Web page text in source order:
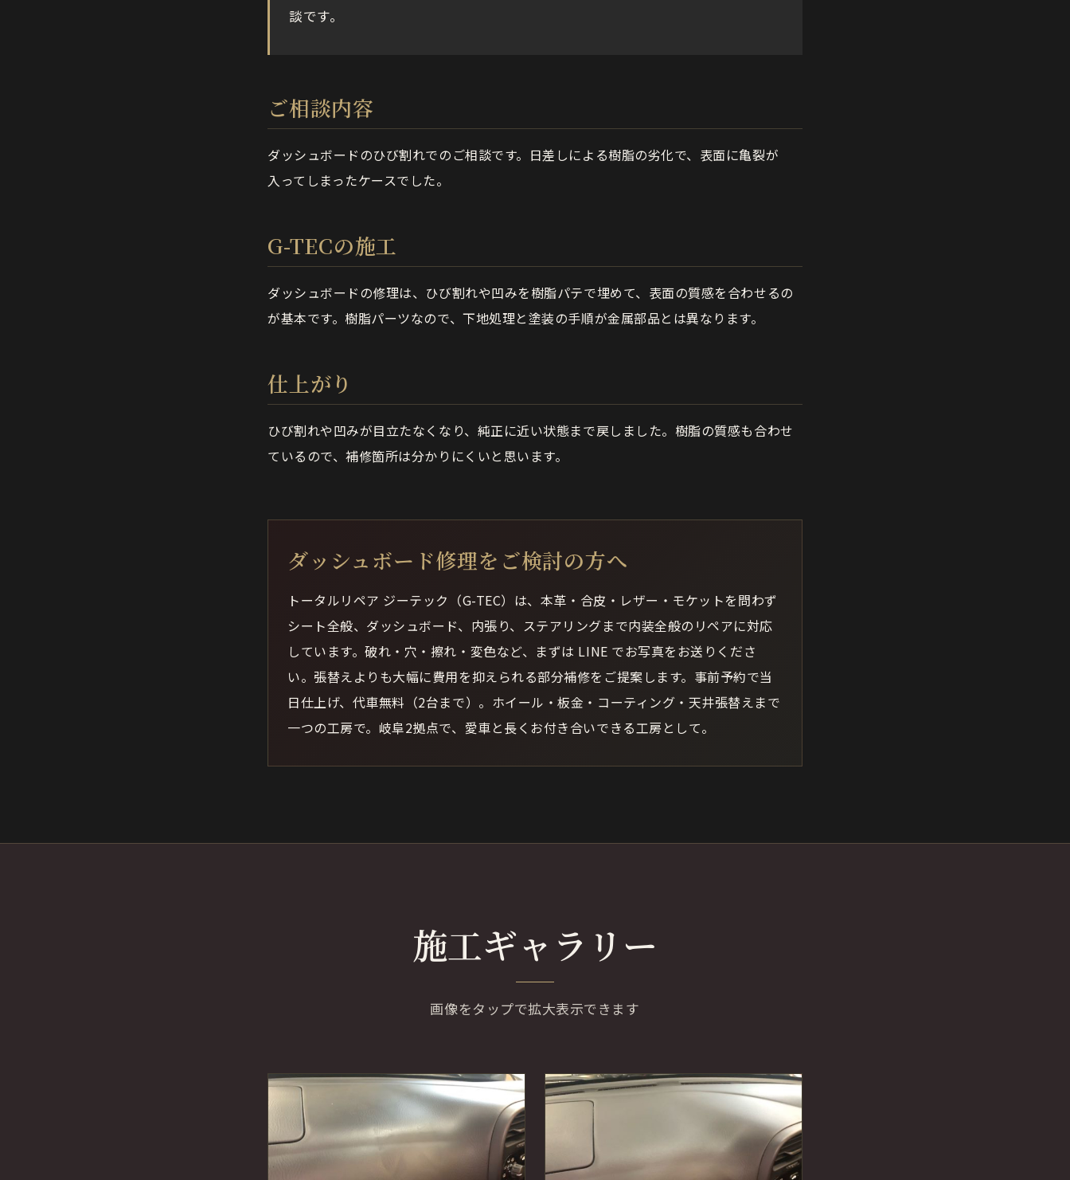
談です。
ご相談内容
ダッシュボードのひび割れでのご相談です。日差しによる樹脂の劣化で、表面に亀裂が
入ってしまったケースでした。
G-TECの施工
ダッシュボードの修理は、ひび割れや凹みを樹脂パテで埋めて、表面の質感を合わせるの
が基本です。樹脂パーツなので、下地処理と塗装の手順が金属部品とは異なります。
仕上がり
ひび割れや凹みが目立たなくなり、純正に近い状態まで戻しました。樹脂の質感も合わせ
ているので、補修箇所は分かりにくいと思います。
ダッシュボード修理をご検討の方へ
トータルリペア ジーテック（G-TEC）は、本革・合皮・レザー・モケットを問わず
シート全般、ダッシュボード、内張り、ステアリングまで内装全般のリペアに対応
しています。破れ・穴・擦れ・変色など、まずは LINE でお写真をお送りくださ
い。張替えよりも大幅に費用を抑えられる部分補修をご提案します。事前予約で当
日仕上げ、代車無料（2台まで）。ホイール・板金・コーティング・天井張替えまで
一つの工房で。岐阜2拠点で、愛車と長くお付き合いできる工房として。
施工ギャラリー
画像をタップで拡大表示できます